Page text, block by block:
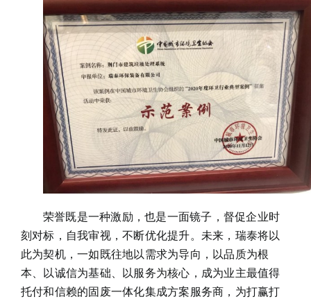
荣誉既是一种激励，也是一面镜子，督促企业时
刻对标，自我审视，不断优化提升。未来，瑞泰将以
此为契机，一如既往地以需求为导向，以品质为根
本、以诚信为基础、以服务为核心，成为业主最值得
托付和信赖的固废一体化集成方案服务商，为打赢打